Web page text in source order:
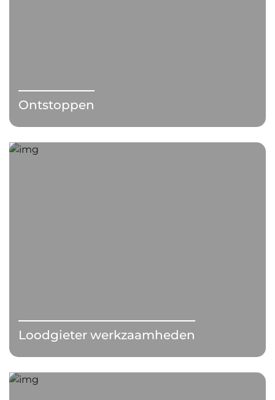
Ontstoppen
Loodgieter werkzaamheden